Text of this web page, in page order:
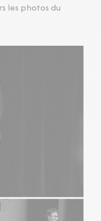
les photos du